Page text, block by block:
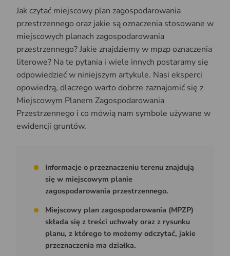
Jak czytać miejscowy plan zagospodarowania
przestrzennego oraz jakie są oznaczenia stosowane w
miejscowych planach zagospodarowania
przestrzennego? Jakie znajdziemy w mpzp oznaczenia
literowe? Na te pytania i wiele innych postaramy się
odpowiedzieć w niniejszym artykule. Nasi eksperci
opowiedzą, dlaczego warto dobrze zaznajomić się z
Miejscowym Planem Zagospodarowania
Przestrzennego i co mówią nam symbole używane w
ewidencji gruntów.
Informacje o przeznaczeniu terenu znajdują
się w miejscowym planie
zagospodarowania przestrzennego.
Miejscowy plan zagospodarowania (MPZP)
składa się z treści uchwały oraz z rysunku
planu, z którego to możemy odczytać, jakie
przeznaczenia ma działka.